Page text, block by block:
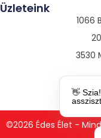
Üzleteink
1066
3530
©2026 Édes Élet -
👋